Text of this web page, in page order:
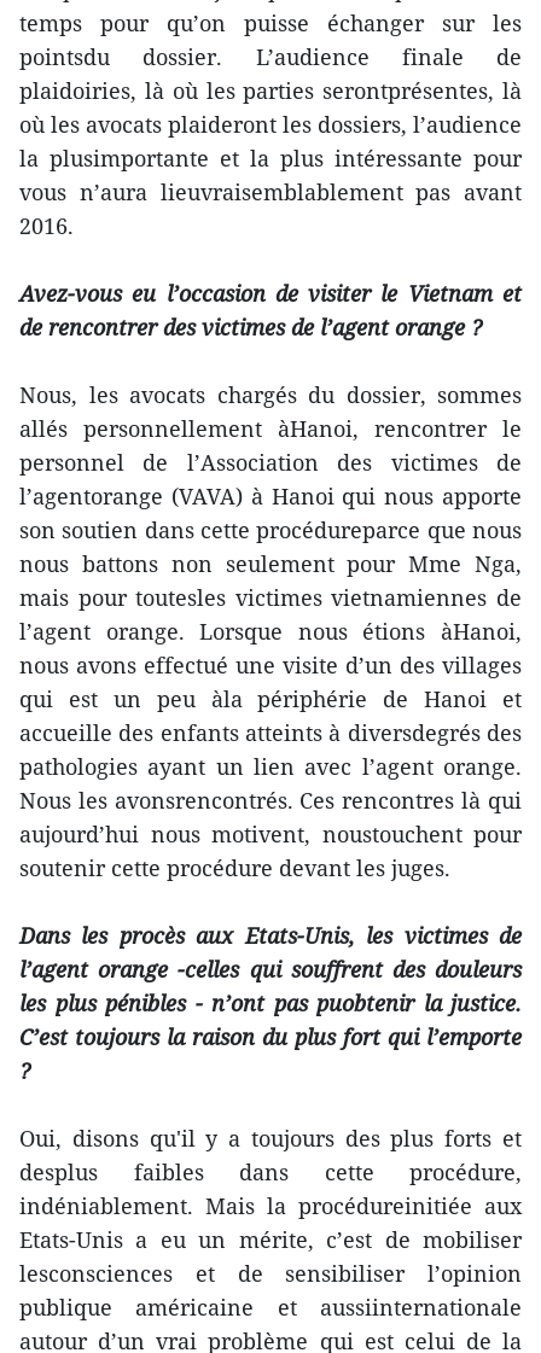
temps pour qu’on puisse échanger sur les
pointsdu dossier. L’audience finale de
plaidoiries, là où les parties serontprésentes, là
où les avocats plaideront les dossiers, l’audience
la plusimportante et la plus intéressante pour
vous n’aura lieuvraisemblablement pas avant
2016.
Avez-vous eu l’occasion de visiter le Vietnam et
de rencontrer des victimes de l’agent orange ?
Nous, les avocats chargés du dossier, sommes
allés personnellement àHanoi, rencontrer le
personnel de l’Association des victimes de
l’agentorange (VAVA) à Hanoi qui nous apporte
son soutien dans cette procédureparce que nous
nous battons non seulement pour Mme Nga,
mais pour toutesles victimes vietnamiennes de
l’agent orange. Lorsque nous étions àHanoi,
nous avons effectué une visite d’un des villages
qui est un peu àla périphérie de Hanoi et
accueille des enfants atteints à diversdegrés des
pathologies ayant un lien avec l’agent orange.
Nous les avonsrencontrés. Ces rencontres là qui
aujourd’hui nous motivent, noustouchent pour
soutenir cette procédure devant les juges.
Dans les procès aux Etats-Unis, les victimes de
l’agent orange -celles qui souffrent des douleurs
les plus pénibles - n’ont pas puobtenir la justice.
C’est toujours la raison du plus fort qui l’emporte
?
Oui, disons qu'il y a toujours des plus forts et
desplus faibles dans cette procédure,
indéniablement. Mais la procédureinitiée aux
Etats-Unis a eu un mérite, c’est de mobiliser
lesconsciences et de sensibiliser l’opinion
publique américaine et aussiinternationale
autour d’un vrai problème qui est celui de la